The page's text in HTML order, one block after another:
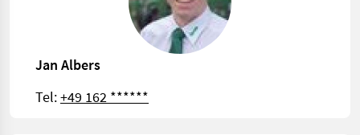
Jan Albers
Tel:+49 162 ******